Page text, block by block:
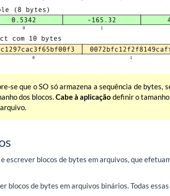
se que o SO só armazena a sequência de bytes,
dos blocos.Cabe à aplicação definir o
escrever blocos de bytes em arquivos, que
blocos de bytes em arquivos binários. Todas